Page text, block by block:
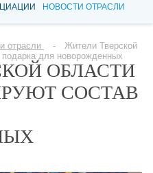
НОВОСТИ ОТРАСЛИ
отрасли
Жители Тверской
для новорожденных
ОБЛАСТИ
СОСТАВ